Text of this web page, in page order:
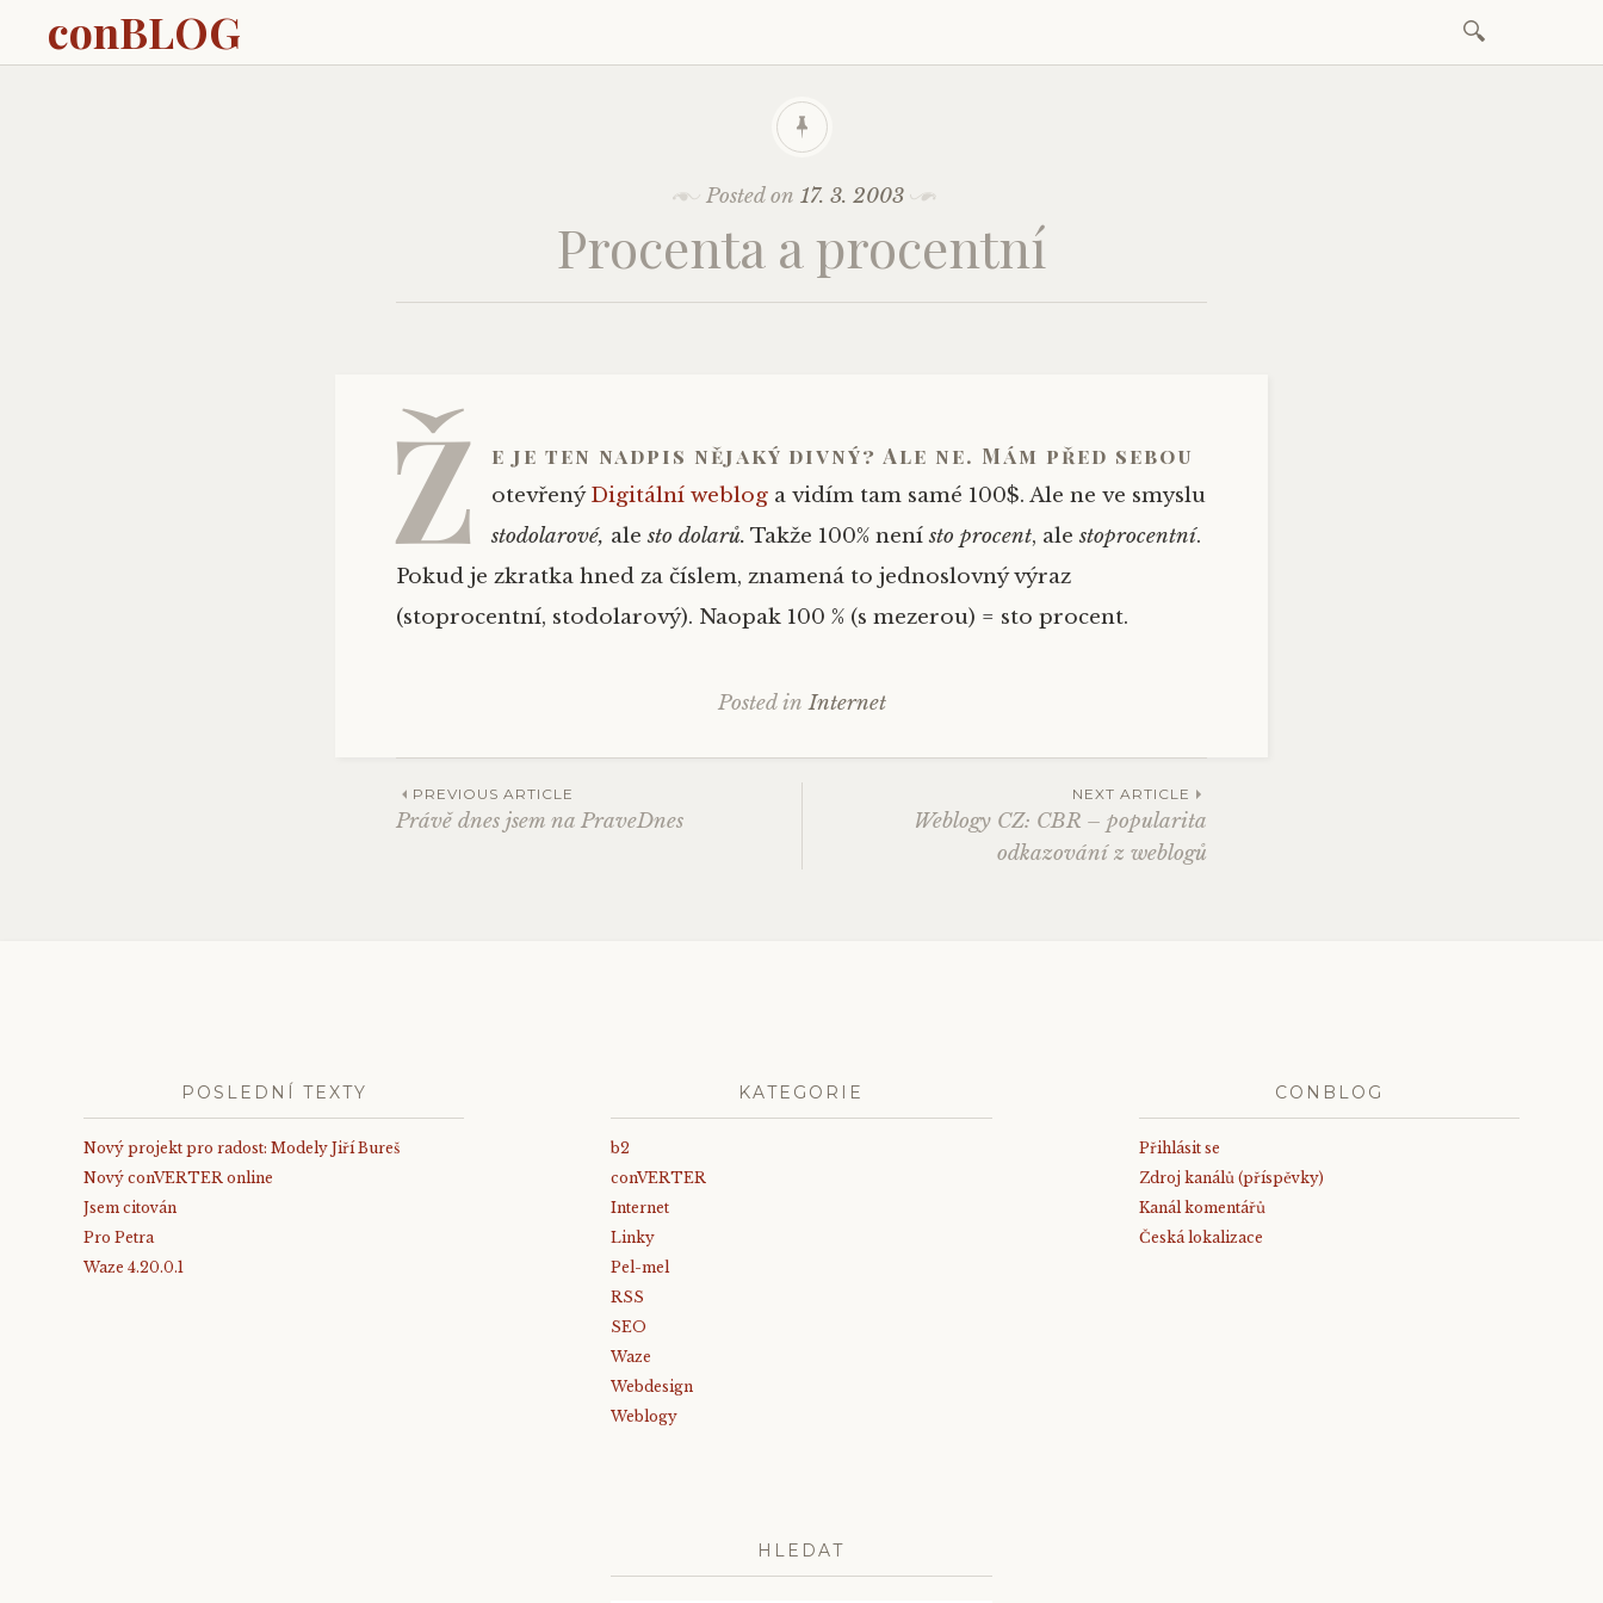
conBLOG
Skip
to
Posted on17. 3. 2003
Procenta a procentní
Ž e je ten nadpis nějaký divný? Ale ne. Mám před sebou
otevřenýDigitální weblog a vidím tam samé 100$. Ale ne ve smyslu
stodolarové, alesto dolarů. Takže 100% nenísto procent, alestoprocentní.
Pokud je zkratka hned za číslem, znamená to jednoslovný výraz
(stoprocentní, stodolarový). Naopak 100 % (s mezerou) = sto procent.
Posted inInternet
Post
PREVIOUS ARTICLE
Právě dnes jsem na PraveDnes
NEXT ARTICLE
Weblogy CZ: CBR – popularita
odkazování z weblogů
POSLEDNÍ TEXTY
Nový projekt pro radost: Modely Jiří Bureš
Nový conVERTER online
Jsem citován
Pro Petra
Waze 4.20.0.1
KATEGORIE
b2
conVERTER
Internet
Linky
Pel-mel
RSS
SEO
Waze
Webdesign
Weblogy
HLEDAT
CONBLOG
Přihlásit se
Zdroj kanálů (příspěvky)
Kanál komentářů
Česká lokalizace